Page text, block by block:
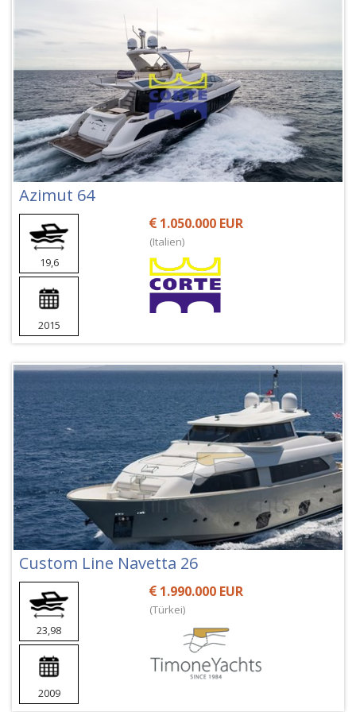
Azimut 64
19,6
2015
1.050.000 EUR
(Italien)
Custom Line Navetta 26
23,98
2009
1.990.000 EUR
(Türkei)